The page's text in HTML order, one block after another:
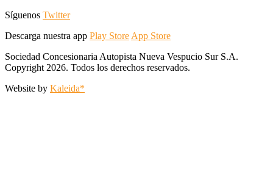
Síguenos Twitter
Descarga nuestra app Play Store App Store
Sociedad Concesionaria Autopista Nueva Vespucio Sur S.A.
Copyright 2026. Todos los derechos reservados.
Website by Kaleida*